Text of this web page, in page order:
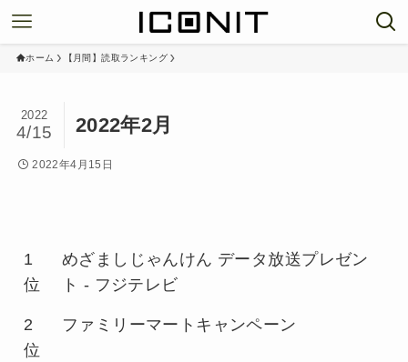
ホーム 【月間】読取ランキング
2022年2月
2022
4/15
2022年4月15日
1
位
めざましじゃんけん データ放送プレゼン
ト - フジテレビ
2
位
ファミリーマートキャンペーン